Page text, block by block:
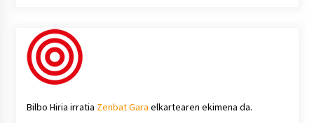
Bilbo Hiria irratia Zenbat Gara elkartearen ekimena da.